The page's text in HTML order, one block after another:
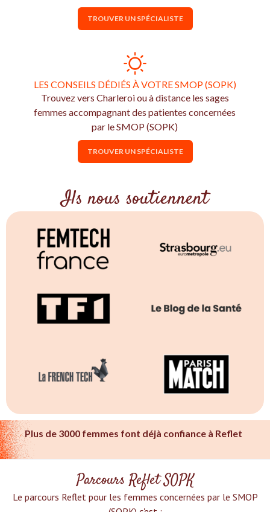
TROUVER UN SPÉCIALISTE
LES CONSEILS DÉDIÉS À VOTRE SMOP (SOPK)
Trouvez vers Charleroi ou à distance les sages
femmes accompagnant des patientes concernées
par le SMOP (SOPK)
TROUVER UN SPÉCIALISTE
Ils nous soutiennent
Plus de 3000 femmes font déjà confiance à Reflet
Parcours Reflet SOPK
Le parcours Reflet pour les femmes concernées par le SMOP